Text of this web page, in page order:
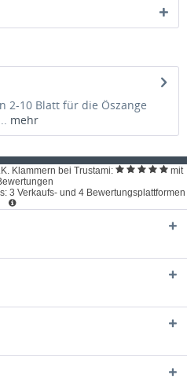
2-10 Blatt für die Öszange
mehr
Klammern bei Trustami:
mit
3 Verkaufs- und 4 Bewertungsplattformen